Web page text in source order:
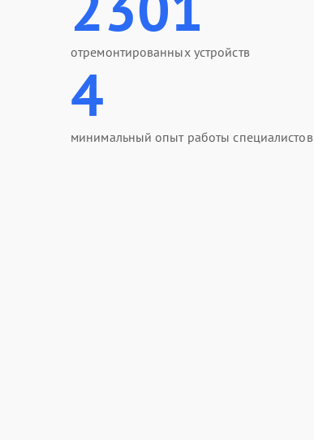
отремонтированных устройств
4
минимальный опыт работы специалистов